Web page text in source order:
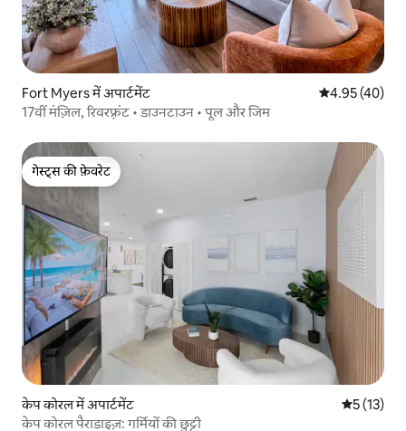
Fort Myers में अपार्टमेंट औसत रेटिंग 5 में
4.95 (40)
17वीं मंज़िल, रिवरफ़्रंट • डाउनटाउन • पूल और जिम
गेस्ट्स की फ़ेवरेट
गेस्ट्स की फ़ेवरेट
केप कोरल में अपार्टमेंट औसत रेटिंग
5 (13)
केप कोरल पैराडाइज़: गर्मियों की छुट्टी